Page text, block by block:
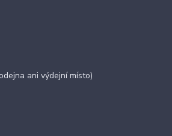
ani výdejní místo)